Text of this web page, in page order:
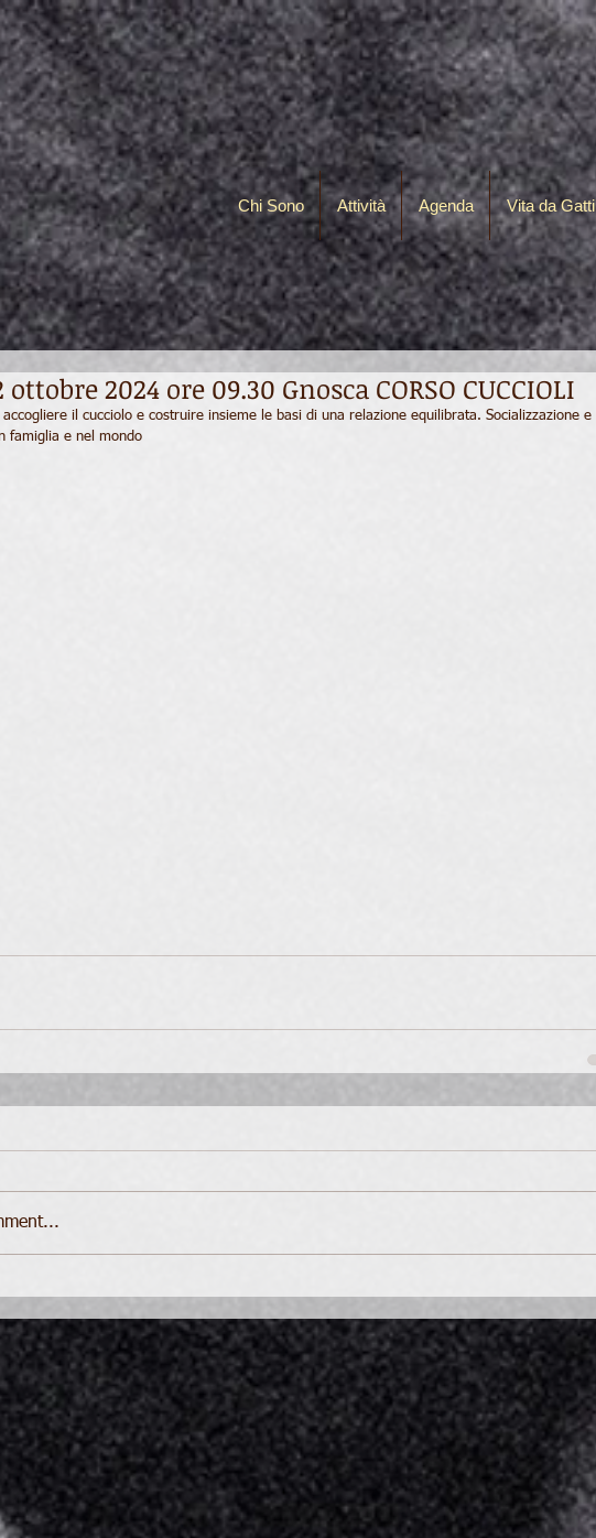
Chi Sono Attività Agenda Vita da Gatti
ottobre 2024 ore 09.30 Gnosca CORSO CUCCIOLI
il cucciolo e costruire insieme le basi di una relazione equilibrata. Socializzazione e
famiglia e nel mondo